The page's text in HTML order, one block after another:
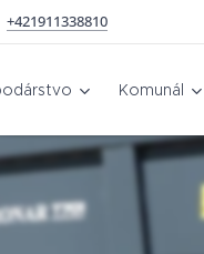
+421911338810
Komunál